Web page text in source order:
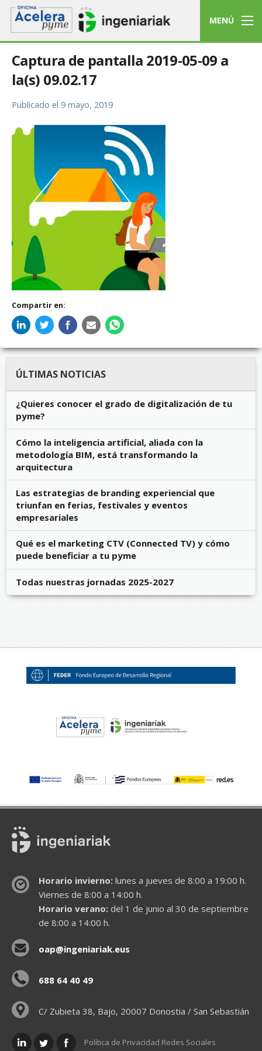
MENÚ
Captura de pantalla 2019-05-09 a
la(s) 09.02.17
Publicado el 9 mayo, 2019
Compartir en:
ÚLTIMAS NOTICIAS
¿Quieres conocer el grado de digitalización de tu
pyme?
Cómo la inteligencia artificial, aliada con la
metodología BIM, está transformando la
arquitectura
Las estrategias de branding experiencial que
triunfan en ferias, festivales y eventos
empresariales
Qué es el marketing CTV (Connected TV) y cómo
puede beneficiar a tu pyme
Todas nuestras jornadas 2025-2027
Horario invierno:lunes a jueves de 8:00 a 19:00 h.
Viernes de 8:00 a 14:00 h.
Horario verano:del 1 de junio al 30 de septiembre
de 8:00 a 14:00 h.
oap@ingeniariak.eus
688 64 40 49
C/ Zubieta 38, Bajo, 20007 Donostia / San Sebastián
Política de Privacidad Redes Sociales